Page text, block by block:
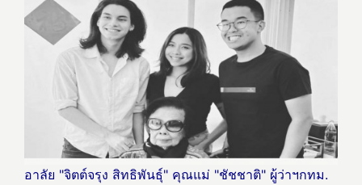
อาลัย "จิตต์จรุง สิทธิพันธุ์" คุณแม่ "ชัชชาติ" ผู้ว่าฯกทม.